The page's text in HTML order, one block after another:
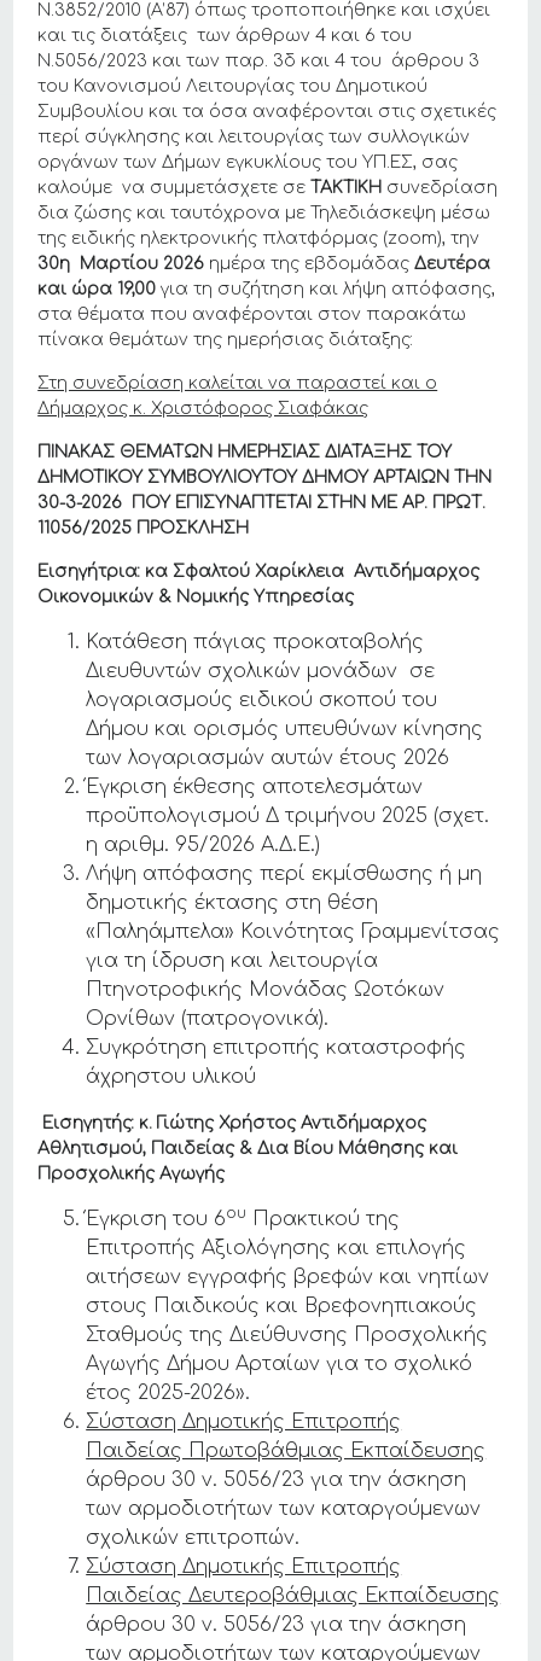
Ν.3852/2010 (Α’87) όπως τροποποιήθηκε και ισχύει
και τις διατάξεις των άρθρων 4 και 6 του
Ν.5056/2023 και των παρ. 3δ και 4 του άρθρου 3
του Κανονισμού Λειτουργίας του Δημοτικού
Συμβουλίου και τα όσα αναφέρονται στις σχετικές
περί σύγκλησης και λειτουργίας των συλλογικών
οργάνων των Δήμων εγκυκλίους του ΥΠ.ΕΣ, σας
καλούμε να συμμετάσχετε σε ΤΑΚΤΙΚΗ συνεδρίαση
δια ζώσης και ταυτόχρονα με Τηλεδιάσκεψη μέσω
της ειδικής ηλεκτρονικής πλατφόρμας (zoom), την
30η Μαρτίου 2026 ημέρα της εβδομάδαςΔευτέρα
και ώρα 19,00για τη συζήτηση και λήψη απόφασης,
στα θέματα που αναφέρονται στον παρακάτω
πίνακα θεμάτων της ημερήσιας διάταξης:
Στη συνεδρίαση καλείται να παραστεί και ο
Δήμαρχος κ. Χριστόφορος Σιαφάκας
ΠΙΝΑΚΑΣ ΘΕΜΑΤΩΝ ΗΜΕΡΗΣΙΑΣ ΔΙΑΤΑΞΗΣ ΤΟΥ
ΔΗΜΟΤΙΚΟΥ ΣΥΜΒΟΥΛΙΟΥΤΟΥ ΔΗΜΟΥ ΑΡΤΑΙΩΝ THN
30-3-2026 ΠΟΥ ΕΠΙΣΥΝΑΠΤΕΤΑΙ ΣΤΗΝ ΜΕ ΑΡ. ΠΡΩΤ.
11056/2025 ΠΡΟΣΚΛΗΣΗ
Εισηγήτρια: κα Σφαλτού ΧαρίκλειαΑντιδήμαρχος
Οικονομικών & Νομικής Υπηρεσίας
Κατάθεση πάγιας προκαταβολής
Διευθυντών σχολικών μονάδων σε
λογαριασμούς ειδικού σκοπού του
Δήμου και ορισμός υπευθύνων κίνησης
των λογαριασμών αυτών έτους 2026
Έγκριση έκθεσης αποτελεσμάτων
προϋπολογισμού Δ τριμήνου 2025 (σχετ.
η αριθμ. 95/2026 Α.Δ.Ε.)
Λήψη απόφασης περί εκμίσθωσης ή μη
δημοτικής έκτασης στη θέση
«Παληάμπελα» Κοινότητας Γραμμενίτσας
για τη ίδρυση και λειτουργία
Πτηνοτροφικής Μονάδας Ωοτόκων
Ορνίθων (πατρογονικά).
Συγκρότηση επιτροπής καταστροφής
άχρηστου υλικού
Εισηγητής: κ.Γιώτης Χρήστος Αντιδήμαρχος
Αθλητισμού, Παιδείας & Δια Βίου Μάθησης και
Προσχολικής Αγωγής
Έγκριση του 6ου Πρακτικού της
Επιτροπής Αξιολόγησης και επιλογής
αιτήσεων εγγραφής βρεφών και νηπίων
στους Παιδικούς και Βρεφονηπιακούς
Σταθμούς της Διεύθυνσης Προσχολικής
Αγωγής Δήμου Αρταίων για το σχολικό
έτος 2025-2026».
Σύσταση Δημοτικής Επιτροπής
Παιδείας Πρωτοβάθμιας Εκπαίδευσης
άρθρου 30 ν. 5056/23 για την άσκηση
των αρμοδιοτήτων των καταργούμενων
σχολικών επιτροπών.
Σύσταση Δημοτικής Επιτροπής
Παιδείας Δευτεροβάθμιας Εκπαίδευσης
άρθρου 30 ν. 5056/23 για την άσκηση
των αρμοδιοτήτων των καταργούμενων